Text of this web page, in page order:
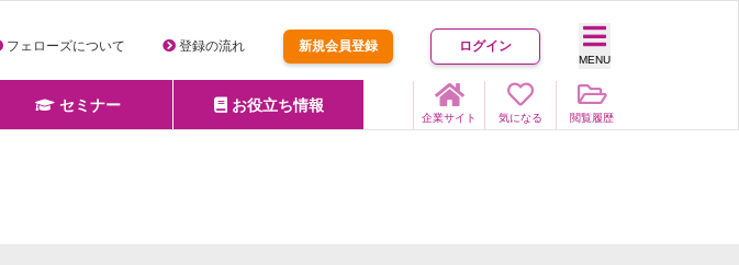
フェローズについて 登録の流れ 新規会員登録 ログイン
MENU
セミナー お役立ち情報
企業サイト 気になる 閲覧履歴